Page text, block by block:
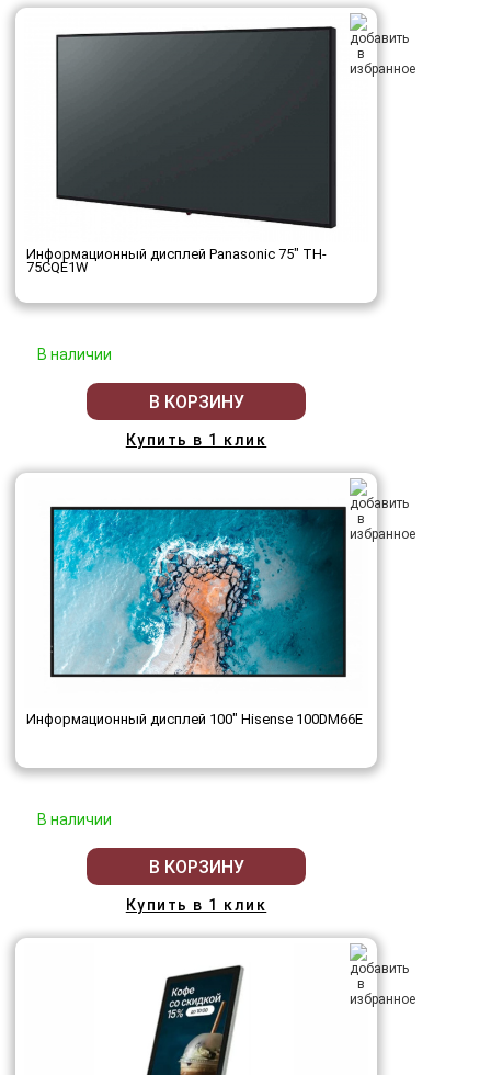
Информационный дисплей Panasonic 75" TH-
75CQE1W
В наличии
В КОРЗИНУ
Купить в 1 клик
Информационный дисплей 100" Hisense 100DM66E
В наличии
В КОРЗИНУ
Купить в 1 клик